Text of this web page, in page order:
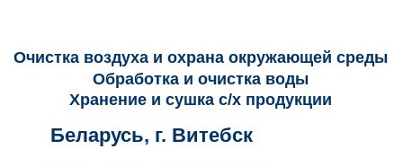
Очистка воздуха и охрана окружающей среды
Обработка и очистка воды
Хранение и сушка с/х продукции
Беларусь, г. Витебск